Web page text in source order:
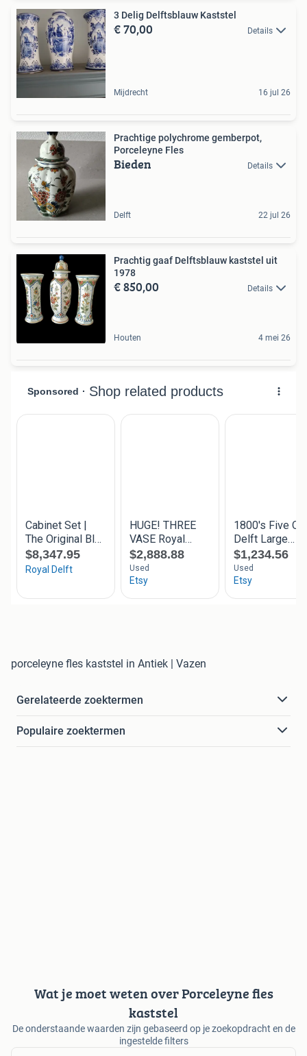
3 Delig Delftsblauw Kaststel
€ 70,00 Details
Mijdrecht 16 jul 26
Prachtige polychrome gemberpot,
Porceleyne Fles
Bieden Details
Delft 22 jul 26
Prachtig gaaf Delftsblauw kaststel uit
1978
€ 850,00 Details
Houten 4 mei 26
porceleyne fles kaststel in Antiek | Vazen
Gerelateerde zoektermen
Populaire zoektermen
Wat je moet weten over Porceleyne fles
kaststel
De onderstaande waarden zijn gebaseerd op je zoekopdracht en de
ingestelde filters